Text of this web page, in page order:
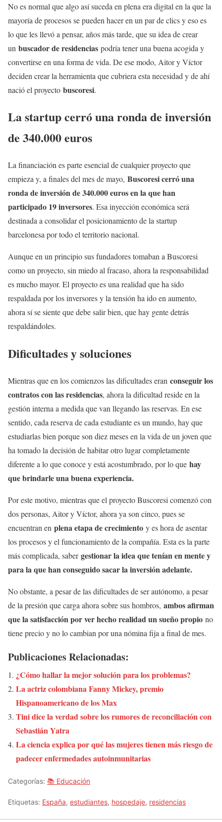
No es normal que algo así suceda en plena era digital en la que la
mayoría de procesos se pueden hacer en un par de clics y eso es
lo que les llevó a pensar, años más tarde, que su idea de crear
un buscador de residencias podría tener una buena acogida y
convertirse en una forma de vida. De ese modo, Aitor y Víctor
deciden crear la herramienta que cubriera esta necesidad y de ahí
nació el proyecto buscoresi.
La startup cerró una ronda de inversión
de 340.000 euros
La financiación es parte esencial de cualquier proyecto que
empieza y, a finales del mes de mayo, Buscoresi cerró una
ronda de inversión de 340.000 euros en la que han
participado 19 inversores. Esa inyección económica será
destinada a consolidar el posicionamiento de la startup
barcelonesa por todo el territorio nacional.
Aunque en un principio sus fundadores tomaban a Buscoresi
como un proyecto, sin miedo al fracaso, ahora la responsabilidad
es mucho mayor. El proyecto es una realidad que ha sido
respaldada por los inversores y la tensión ha ido en aumento,
ahora sí se siente que debe salir bien, que hay gente detrás
respaldándoles.
Dificultades y soluciones
Mientras que en los comienzos las dificultades eran conseguir los
contratos con las residencias, ahora la dificultad reside en la
gestión interna a medida que van llegando las reservas. En ese
sentido, cada reserva de cada estudiante es un mundo, hay que
estudiarlas bien porque son diez meses en la vida de un joven que
ha tomado la decisión de habitar otro lugar completamente
diferente a lo que conoce y está acostumbrado, por lo que hay
que brindarle una buena experiencia.
Por este motivo, mientras que el proyecto Buscoresi comenzó con
dos personas, Aitor y Víctor, ahora ya son cinco, pues se
encuentran en plena etapa de crecimiento y es hora de asentar
los procesos y el funcionamiento de la compañía. Esta es la parte
más complicada, sabergestionar la idea que tenían en mente y
para la que han conseguido sacar la inversión adelante.
No obstante, a pesar de las dificultades de ser autónomo, a pesar
de la presión que carga ahora sobre sus hombros, ambos afirman
que la satisfacción por ver hecho realidad un sueño propio no
tiene precio y no lo cambian por una nómina fija a final de mes.
Publicaciones Relacionadas:
¿Cómo hallar la mejor solución para los problemas?
La actriz colombiana Fanny Mickey, premio
Hispanoamericano de los Max
Tini dice la verdad sobre los rumores de reconciliación con
Sebastián Yatra
La ciencia explica por qué las mujeres tienen más riesgo de
padecer enfermedades autoinmunitarias
Categorías: 📚 Educación
Etiquetas: España, estudiantes, hospedaje, residencias